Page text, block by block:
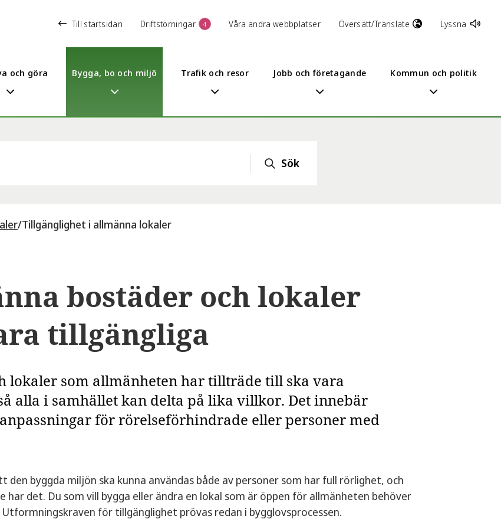
Till startsidan Driftstörningar 4 Våra andra webbplatser Översätt/Translate Lyssna
och göra Bygga, bo och miljö Trafik och resor Jobb och företagande Kommun och politik
Sök
/Tillgänglighet i allmänna lokaler
bostäder och lokaler
tillgängliga
lokaler som allmänheten har tillträde till ska vara
alla i samhället kan delta på lika villkor. Det innebär
för rörelseförhindrade eller personer med
den byggda miljön ska kunna användas både av personer som har full rörlighet, och
har det. Du som vill bygga eller ändra en lokal som är öppen för allmänheten behöver
för tillgänglighet prövas redan i bygglovsprocessen.